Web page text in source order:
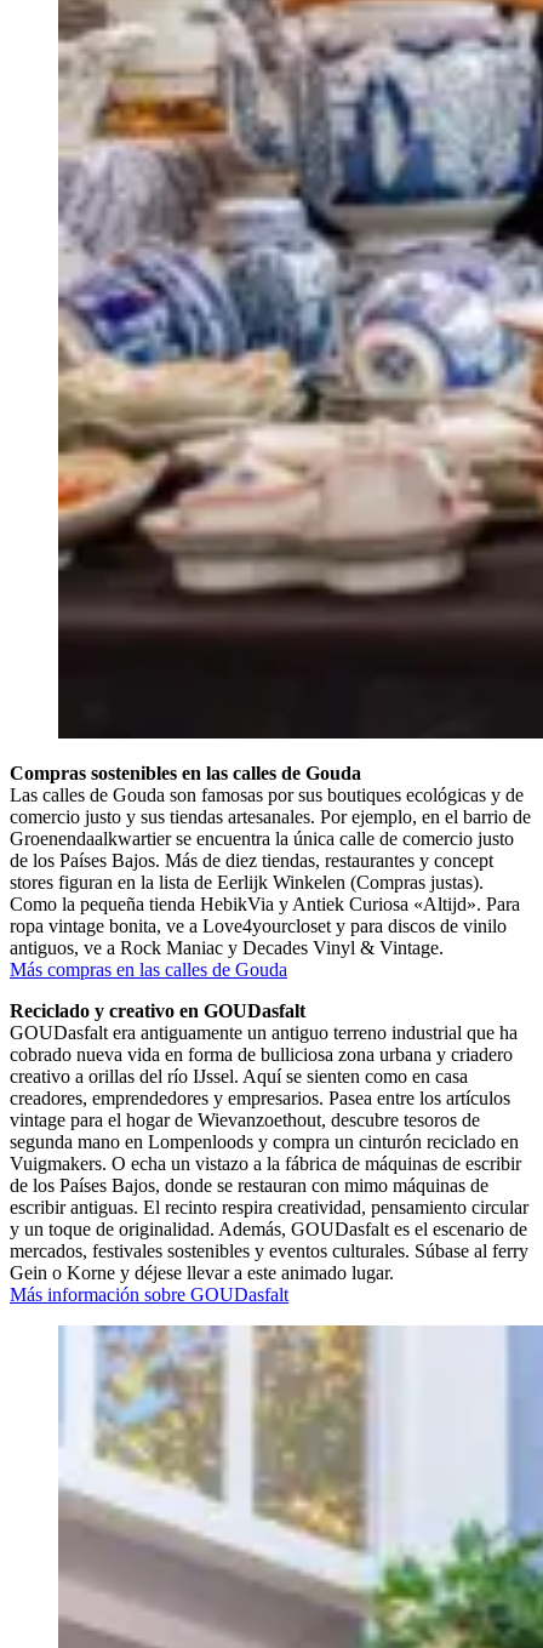
Compras sostenibles en las calles de Gouda
Las calles de Gouda son famosas por sus boutiques ecológicas y de
comercio justo y sus tiendas artesanales. Por ejemplo, en el barrio de
Groenendaalkwartier se encuentra la única calle de comercio justo
de los Países Bajos. Más de diez tiendas, restaurantes y concept
stores figuran en la lista de Eerlijk Winkelen (Compras justas).
Como la pequeña tienda HebikVia y Antiek Curiosa «Altijd». Para
ropa vintage bonita, ve a Love4yourcloset y para discos de vinilo
antiguos, ve a Rock Maniac y Decades Vinyl & Vintage.
Más compras en las calles de Gouda
Reciclado y creativo en GOUDasfalt
GOUDasfalt era antiguamente un antiguo terreno industrial que ha
cobrado nueva vida en forma de bulliciosa zona urbana y criadero
creativo a orillas del río IJssel. Aquí se sienten como en casa
creadores, emprendedores y empresarios. Pasea entre los artículos
vintage para el hogar de Wievanzoethout, descubre tesoros de
segunda mano en Lompenloods y compra un cinturón reciclado en
Vuigmakers. O echa un vistazo a la fábrica de máquinas de escribir
de los Países Bajos, donde se restauran con mimo máquinas de
escribir antiguas. El recinto respira creatividad, pensamiento circular
y un toque de originalidad. Además, GOUDasfalt es el escenario de
mercados, festivales sostenibles y eventos culturales. Súbase al ferry
Gein o Korne y déjese llevar a este animado lugar.
Más información sobre GOUDasfalt